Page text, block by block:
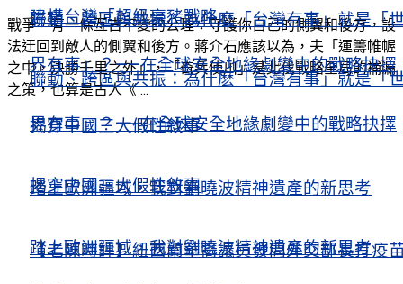
聯動、跨區與共振：為什麽「台灣有事」就是「
界有事」？——在全球安全地緣劇變中的戰略抉擇
揭穿中國三大假性敘事
踏上歐洲疆域，我對劉曉波精神遺產的新思考
【老陳時評】紐西蘭華裔議員發問外交部長打疫
建構台灣「超級豪豬戰略」
聯動、跨區與共振：為什麽「台灣有事」就是「
界有事」？——在全球安全地緣劇變中的戰略抉擇
揭穿中國三大假性敘事
踏上歐洲疆域，我對劉曉波精神遺產的新思考
戰爭，有一條亙古不變的公理：守護你自己的側翼和後方，設
法迂回到敵人的側翼和後方。蔣介石應該以為，夫「運籌帷幄
之中，決勝千里之外」，「奇兵使川」是北伐戰略全局的補漏
之策，也算是古人《 ...